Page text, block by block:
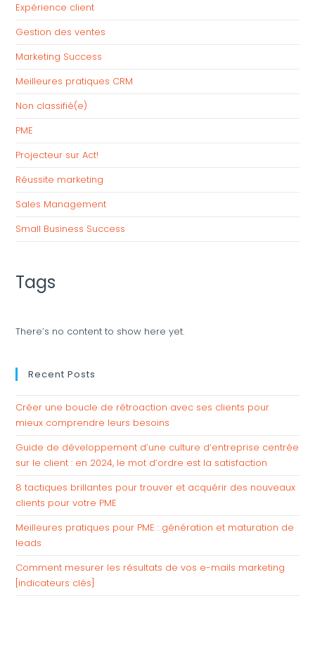
Expérience client
Gestion des ventes
Marketing Success
Meilleures pratiques CRM
Non classifié(e)
PME
Projecteur sur Act!
Réussite marketing
Sales Management
Small Business Success
Tags
There’s no content to show here yet.
Recent Posts
Créer une boucle de rétroaction avec ses clients pour
mieux comprendre leurs besoins
Guide de développement d’une culture d’entreprise centrée
sur le client : en 2024, le mot d’ordre est la satisfaction
8 tactiques brillantes pour trouver et acquérir des nouveaux
clients pour votre PME
Meilleures pratiques pour PME : génération et maturation de
leads
Comment mesurer les résultats de vos e-mails marketing
[indicateurs clés]